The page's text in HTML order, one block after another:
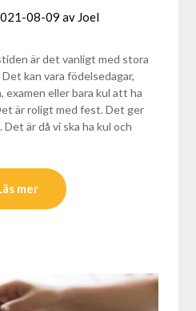
08-09 av Joel
är det vanligt med stora
kan vara födelsedagar,
examen eller bara kul att ha
är roligt med fest. Det ger
är då vi ska ha kul och
mer